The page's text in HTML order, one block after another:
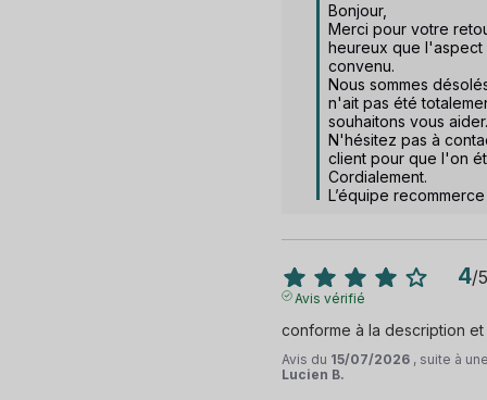
Bonjour,
Merci pour votre
heureux que
convenu.
Nous sommes
n'ait pas été
souhaitons vous
N'hésitez pas à
client pour que l'on
Cordialement.
L’équipe recommerce
4/5
Avis vérifié
conforme à la description
Avis du 15/07/2026 , suite à
Lucien B.